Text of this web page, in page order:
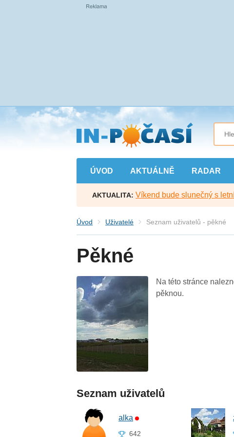
Přejít
na
hlavní
obsah
ÚVOD AKTUÁLNĚ RADAR
AKTUALITA: Víkend bude slunečný s
Úvod Uživatelé Seznam uživatelů - pěkné
Pěkné
Na této stránce
pěknou.
Seznam uživatelů
alka
642